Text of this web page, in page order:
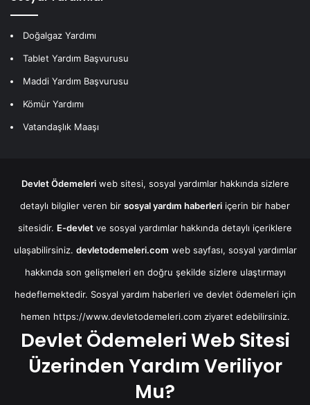
Doğalgaz Yardımı
Tablet Yardım Başvurusu
Maddi Yardım Başvurusu
Kömür Yardımı
Vatandaşlık Maaşı
Devlet Ödemeleriweb sitesi, sosyal yardımlar hakkında sizlere
detaylı bilgiler veren bir sosyal yardım haberleri içerin bir haber
sitesidir. E-devlet ve sosyal yardımlar hakkında detaylı içeriklere
ulaşabilirsiniz. devletodemeleri.com web sayfası, sosyal yardımlar
hakkında son gelişmeleri en doğru şekilde sizlere ulaştırmayı
hedeflemektedir. Sosyal yardım haberleri ve devlet ödemeleri için
hemen https://www.devletodemeleri.comziyaret edebilirsiniz.
Devlet Ödemeleri Web Sitesi
Üzerinden Yardım Veriliyor
Mu?